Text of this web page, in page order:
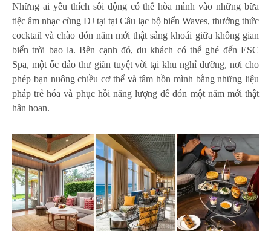
Những ai yêu thích sôi động có thể hòa mình vào những bữa
tiệc âm nhạc cùng DJ tại tại Câu lạc bộ biển Waves, thưởng thức
cocktail và chào đón năm mới thật sảng khoái giữa không gian
biển trời bao la. Bên cạnh đó, du khách có thể ghé đến ESC
Spa, một ốc đảo thư giãn tuyệt vời tại khu nghỉ dưỡng, nơi cho
phép bạn nuông chiều cơ thể và tâm hồn mình bằng những liệu
pháp trẻ hóa và phục hồi năng lượng để đón một năm mới thật
hân hoan.